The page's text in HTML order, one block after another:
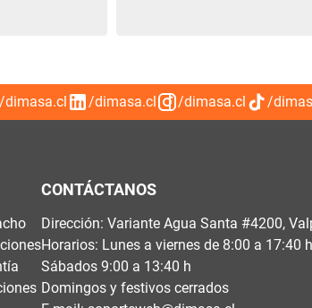
/dimasa.cl /dimasa.cl /dimasa.cl /
CONTÁCTANOS
Dirección: Variante Agua Santa #4200,
Horarios: Lunes a viernes de 8:00 a 17:40 h
Sábados 9:00 a 13:40 h
Domingos y festivos cerrados